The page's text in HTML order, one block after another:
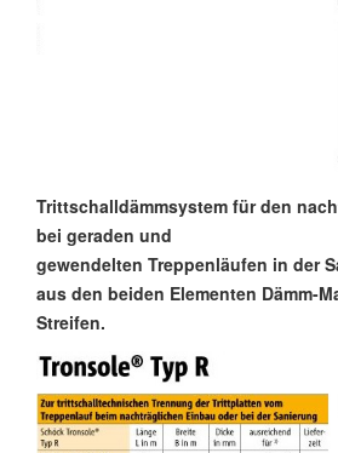
Trittschalldämmsystem für den
bei geraden und
gewendelten Treppenläufen in der
aus den beiden Elementen Dämm-
Streifen.